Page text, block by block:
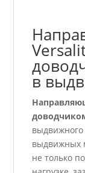
в
выдвижных
не только